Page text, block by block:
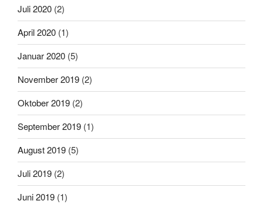
Juli 2020 (2)
April 2020 (1)
Januar 2020 (5)
November 2019 (2)
Oktober 2019 (2)
September 2019 (1)
August 2019 (5)
Juli 2019 (2)
Juni 2019 (1)